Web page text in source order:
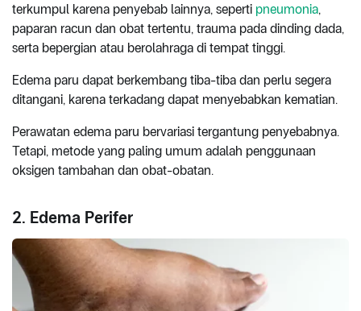
terkumpul karena penyebab lainnya, seperti pneumonia,
paparan racun dan obat tertentu, trauma pada dinding dada,
serta bepergian atau berolahraga di tempat tinggi.
Edema paru dapat berkembang tiba-tiba dan perlu segera
ditangani, karena terkadang dapat menyebabkan kematian.
Perawatan edema paru bervariasi tergantung penyebabnya.
Tetapi, metode yang paling umum adalah penggunaan
oksigen tambahan dan obat-obatan.
2. Edema Perifer